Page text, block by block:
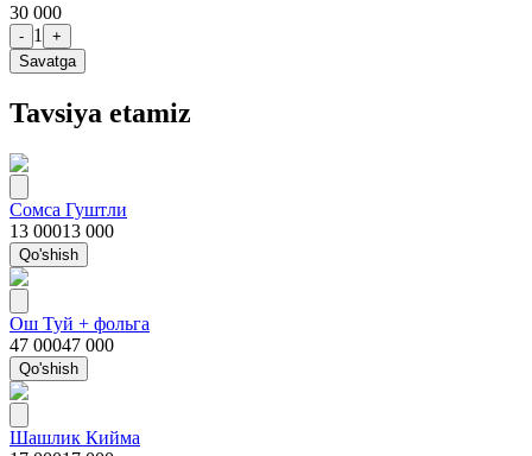
30 000
- 1
+
Savatga
Tavsiya etamiz
Сомса Гуштли
13 00013 000
Qo'shish
Ош Туй + фольга
47 00047 000
Qo'shish
Шашлик Кийма